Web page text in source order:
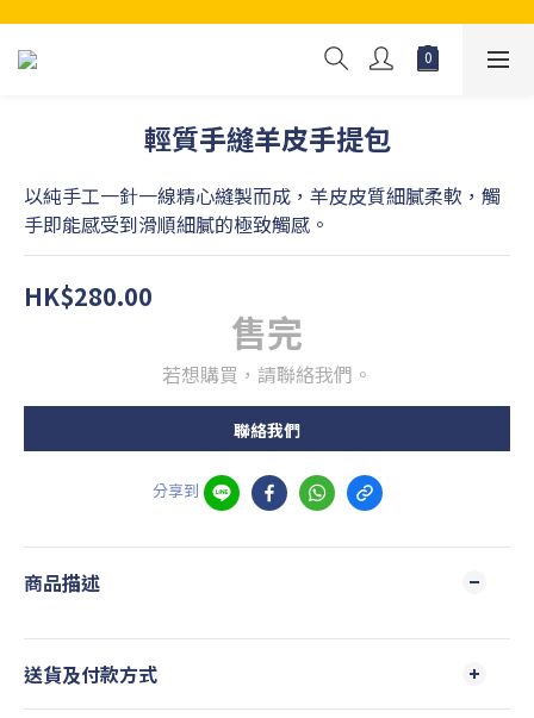
輕質手縫羊皮手提包
以純手工一針一線精心縫製而成，羊皮皮質細膩柔軟，觸
手即能感受到滑順細膩的極致觸感。
HK$280.00
售完
若想購買，請聯絡我們。
聯絡我們
分享到
商品描述
送貨及付款方式